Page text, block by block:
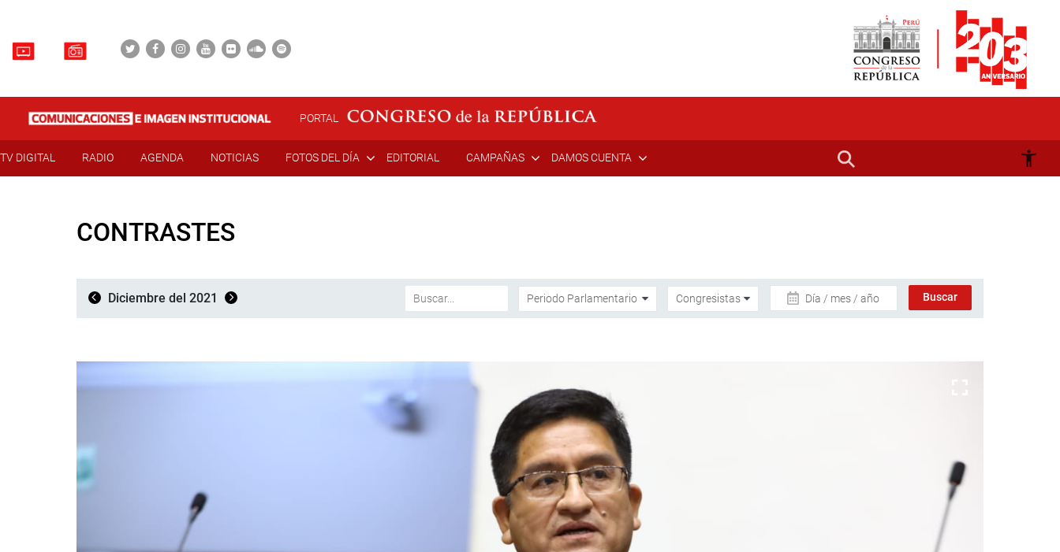
PORTAL
TV DIGITAL RADIO AGENDA NOTICIAS FOTOS DEL DÍA EDITORIAL CAMPAÑAS DAMOS CUENTA
CONTRASTES
Diciembre del 2021 Día / mes / año